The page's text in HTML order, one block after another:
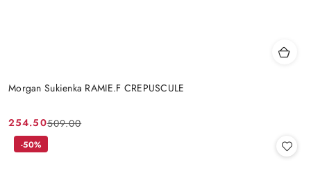
Morgan Sukienka RAMIE.F CREPUSCULE
Cena
promocyjna:
254.50
Cena
przed
509.00
-50%